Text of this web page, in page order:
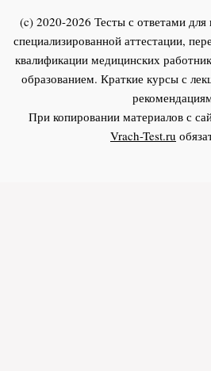
(c) 2020-2026 Тесты с ответами для
специализированной аттестации,
квалификации медицинских
образованием. Краткие курсы с
При копировании материалов с
Vrach-Test.ru